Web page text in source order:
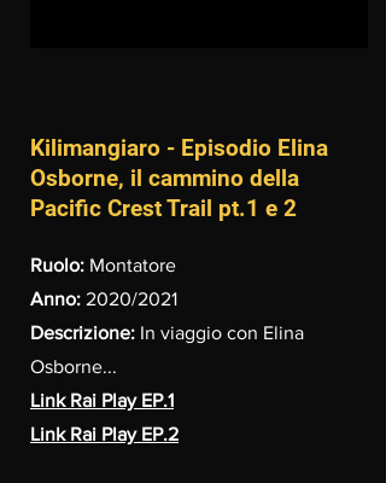
Kilimangiaro - Episodio Elina
Osborne, il cammino della
Pacific Crest Trail pt.1 e 2
Ruolo: Montatore
Anno: 2020/2021
Descrizione: In viaggio con Elina
Osborne...
Link Rai Play EP.1
Link Rai Play EP.2